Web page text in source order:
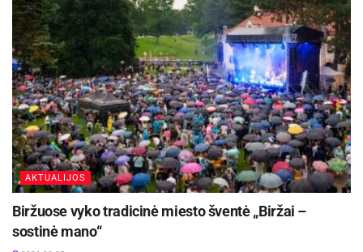
AKTUALIJOS
Biržuose vyko tradicinė miesto šventė „Biržai –
sostinė mano“